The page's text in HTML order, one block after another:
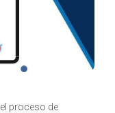
proceso de